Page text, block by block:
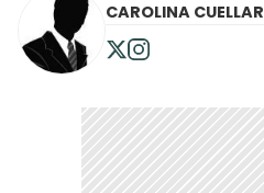
CAROLINA CUELLAR